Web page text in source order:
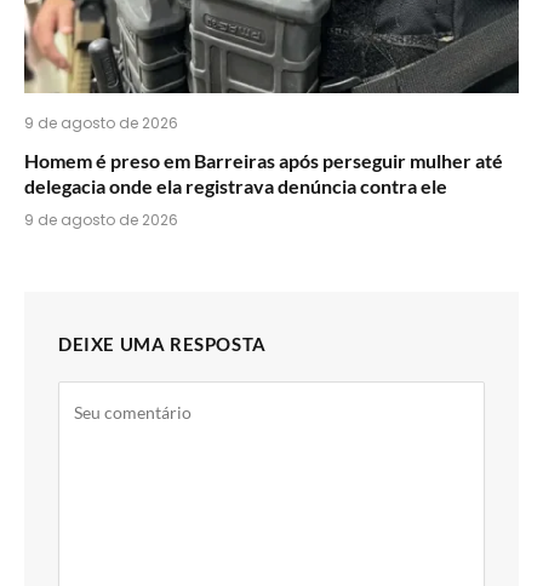
9 de agosto de 2026
Homem é preso em Barreiras após perseguir mulher até
delegacia onde ela registrava denúncia contra ele
9 de agosto de 2026
DEIXE UMA RESPOSTA